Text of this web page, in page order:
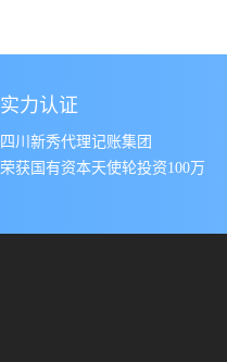
实力认证
四川新秀代理记账集团
荣获国有资本天使轮投资100万